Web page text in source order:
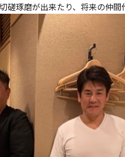
琢磨が出来たり、将来の仲間